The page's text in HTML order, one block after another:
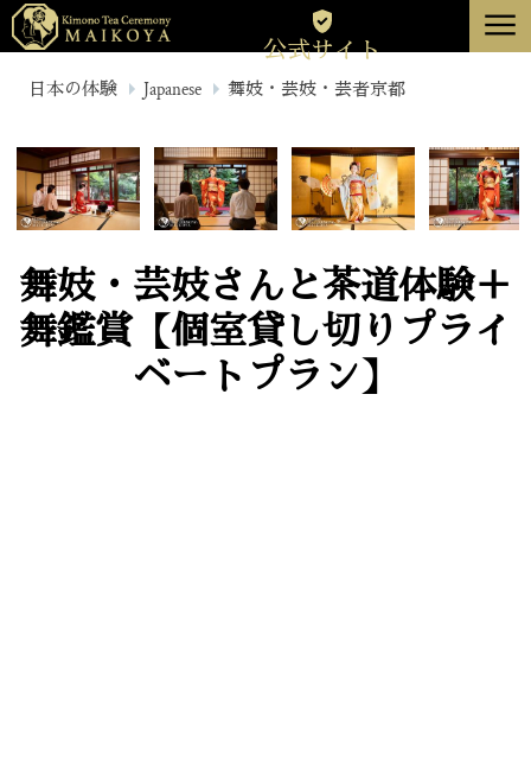
東京
について
キャンセル
公式サイト menu
日本の体験 Japanese 舞妓・芸妓・芸者京都
舞妓・芸妓さんと茶道体験＋
舞鑑賞【個室貸し切りプライ
ベートプラン】